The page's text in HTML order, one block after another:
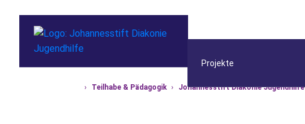
Projekte
› Teilhabe & Pädagogik › Johannesstift Diakonie Jugendhilfe